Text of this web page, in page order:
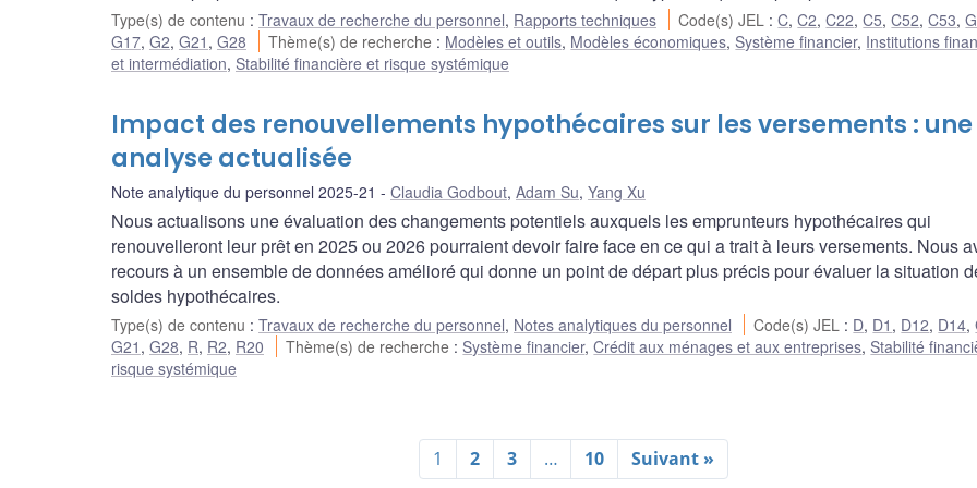
Type(s) de contenu : Travaux de recherche du personnel, Rapports techniques Code(s) JEL :C,C2,C22,C5,C52,C53,G
G17, G2, G21 , G28 Thème(s) de recherche : Modèles et outils, Modèles économiques, Système financier, Institutions
et intermédiation, Stabilité financière et risque systémique
Impact des renouvellements hypothécaires sur les versements : une
analyse actualisée
Note analytique du personnel 2025-21 Claudia Godbout, Adam Su, Yang Xu
Nous actualisons une évaluation des changements potentiels auxquels les emprunteurs hypothécaires qui
renouvelleront leur prêt en 2025 ou 2026 pourraient devoir faire face en ce qui a trait à leurs versements. Nous
recours à un ensemble de données amélioré qui donne un point de départ plus précis pour évaluer la situation
soldes hypothécaires.
Type(s) de contenu : Travaux de recherche du personnel, Notes analytiques du personnel Code(s) JEL : D, D1 , D12, D14,
G21 , G28, R, R2, R20 Thème(s) de recherche : Système financier,Crédit aux ménages et aux entreprises, Stabilité
risque systémique
1 2 3 … 10 Suivant »